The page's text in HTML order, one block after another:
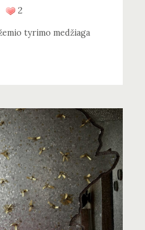
2
tyrimo medžiaga